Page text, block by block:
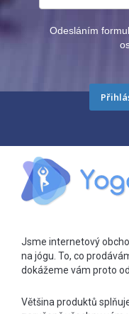
Odesláním
Jsme internetový
na jógu. To, co
dokážeme vám proto
Většina produktů